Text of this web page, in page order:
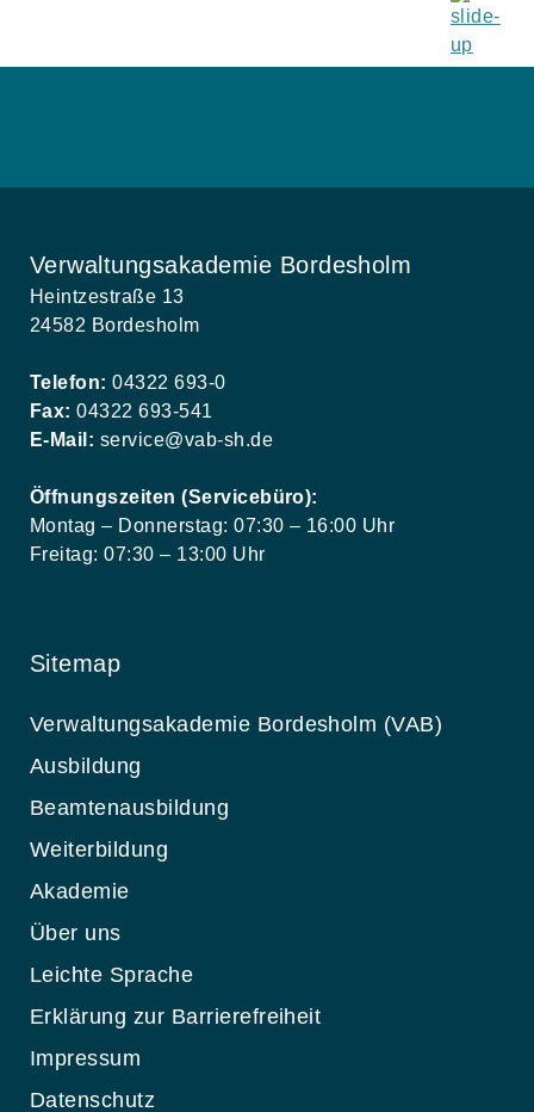
Verwaltungsakademie Bordesholm
Heintzestraße 13
24582 Bordesholm
Telefon: 04322 693-0
Fax: 04322 693-541
E-Mail: service@vab-sh.de
Öffnungszeiten (Servicebüro):
Montag – Donnerstag: 07:30 – 16:00 Uhr
Freitag: 07:30 – 13:00 Uhr
Sitemap
Verwaltungsakademie Bordesholm (VAB)
Ausbildung
Beamtenausbildung
Weiterbildung
Akademie
Über uns
Leichte Sprache
Erklärung zur Barrierefreiheit
Impressum
Datenschutz